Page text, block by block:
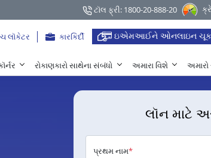
ટૉલ ફ્રી: 1800-20-888-20
લૉકેટર કારકિર્દી ઇએમઆઈને ઓનલાઇન
રોકાણકારો સાથેના સંબંધો અમારા વિશે અમારો
લૉન માટે
પ્રથમ નામ*